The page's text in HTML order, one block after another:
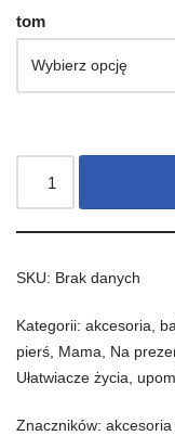
tom
SKU: Brak danych
Kategorii: akcesoria,
pierś, Mama, Na
Ułatwiacze życia,
Znaczników: